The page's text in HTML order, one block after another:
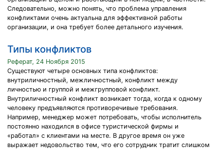
Следовательно, можно понять, что проблема управления
конфликтами очень актуальна для эффективной работы
организации, и она требует более детального изучения.
Типы конфликтов
Реферат, 24 Ноября 2015
Существуют четыре основных типа конфликтов:
внутриличностный, межличностный, конфликт между
личностью и группой и межгрупповой конфликт.
Внутриличностный конфликт возникает тогда, когда к одному
человеку предъявляются противоречивые требования.
Например, менеджер может потребовать, чтобы исполнитель
постоянно находился в офисе туристической фирмы и
«работал» с клиентами на месте. В другое время он уже
выражает недовольство тем, что его сотрудник тратит слишком